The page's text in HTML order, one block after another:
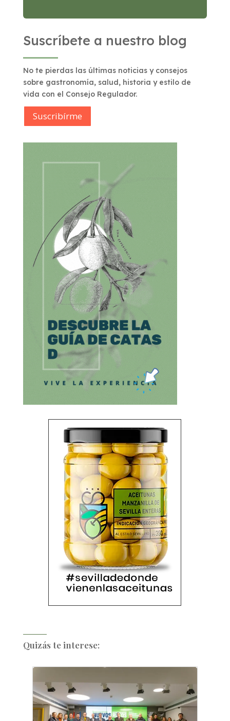
Suscríbete a nuestro blog
No te pierdas las últimas noticias y consejos
sobre gastronomía, salud, historia y estilo de
vida con el Consejo Regulador.
Suscribírme
Quizás te interese: